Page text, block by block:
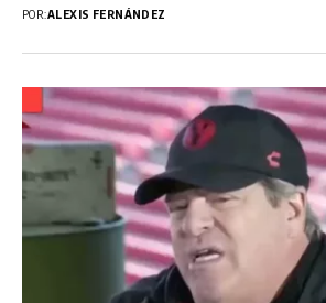
POR:ALEXIS FERNÁNDEZ